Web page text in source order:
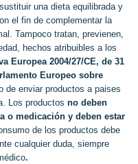
una dieta equilibrada y
el fin de complementar la
Tampoco tratan, previenen,
hechos atribuibles a los
Europea 2004/27/CE, de 31
Europeo sobre
de enviar productos a paises
Los productos no deben
o medicación y deben estar
de los productos debe
cualquier duda, siempre
.